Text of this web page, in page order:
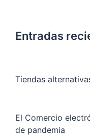
Entradas
Tiendas
El Comercio
de pandemia